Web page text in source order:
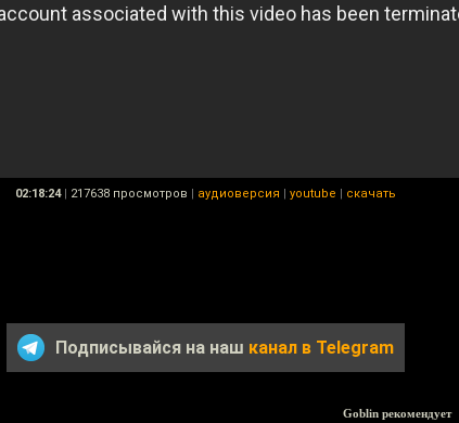
02:18:24 | 217638 просмотров | аудиоверсия | youtube | скачать
Подписывайся на наш канал в Telegram
Goblin рекомендует